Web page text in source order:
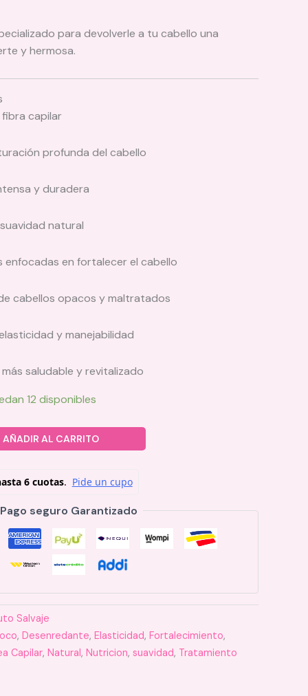
para devolverle a tu cabello una
y hermosa.
capilar
profunda del cabello
y duradera
natural
enfocadas en fortalecer el cabello
cabellos opacos y maltratados
y manejabilidad
saludable y revitalizado
12 disponibles
AÑADIR AL CARRITO
Pago seguro Garantizado
Salvaje
, Desenredante, Elasticidad, Fortalecimiento,
Capilar, Natural, Nutricion, suavidad, Tratamiento